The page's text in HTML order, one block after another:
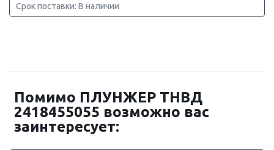
Срок поставки: В наличии
Помимо ПЛУНЖЕР ТНВД
2418455055 возможно вас
заинтересует: